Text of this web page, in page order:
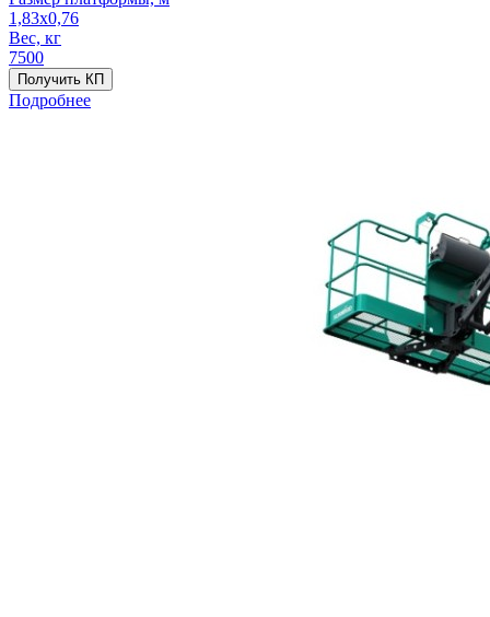
1,83x0,76
Вес, кг
7500
Получить КП
Подробнее